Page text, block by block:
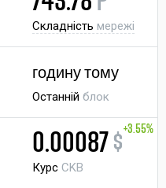
Складність мережі
годину тому
Останній блок
0.00087$+3.55%
Курс CKB